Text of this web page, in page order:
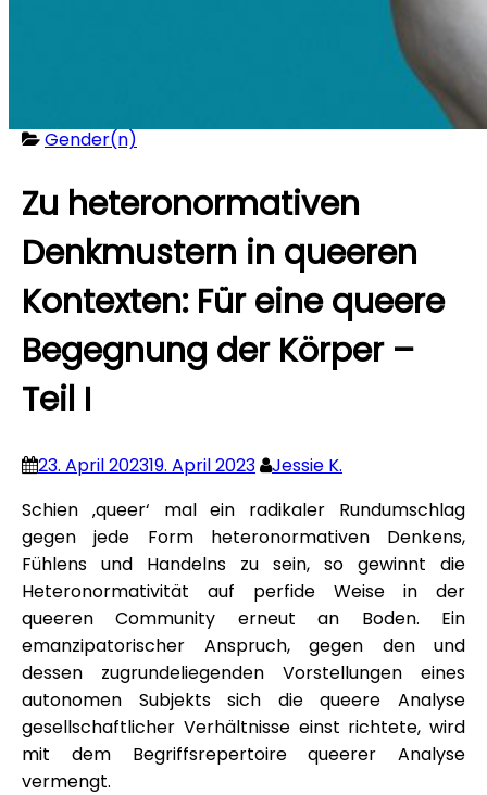
Gender(n)
Zu heteronormativen
Denkmustern in queeren
Kontexten: Für eine queere
Begegnung der Körper –
Teil I
23. April 202319. April 2023
Jessie K.
Schien ‚queer‘ mal ein radikaler Rundumschlag
gegen jede Form heteronormativen Denkens,
Fühlens und Handelns zu sein, so gewinnt die
Heteronormativität auf perfide Weise in der
queeren Community erneut an Boden. Ein
emanzipatorischer Anspruch, gegen den und
dessen zugrundeliegenden Vorstellungen eines
autonomen Subjekts sich die queere Analyse
gesellschaftlicher Verhältnisse einst richtete, wird
mit dem Begriffsrepertoire queerer Analyse
vermengt.